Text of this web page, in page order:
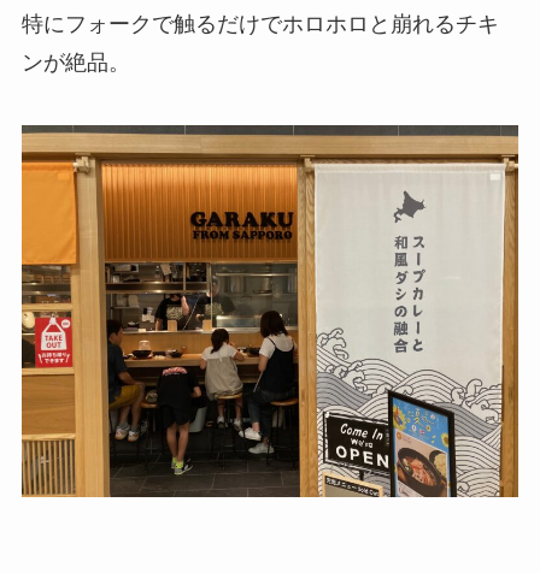
特にフォークで触るだけでホロホロと崩れるチキ
ンが絶品。